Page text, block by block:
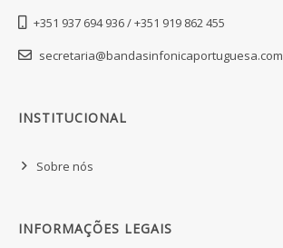
+351 937 694 936 / +351 919 862 455
secretaria@bandasinfonicaportuguesa.com
INSTITUCIONAL
Sobre nós
INFORMAÇÕES LEGAIS